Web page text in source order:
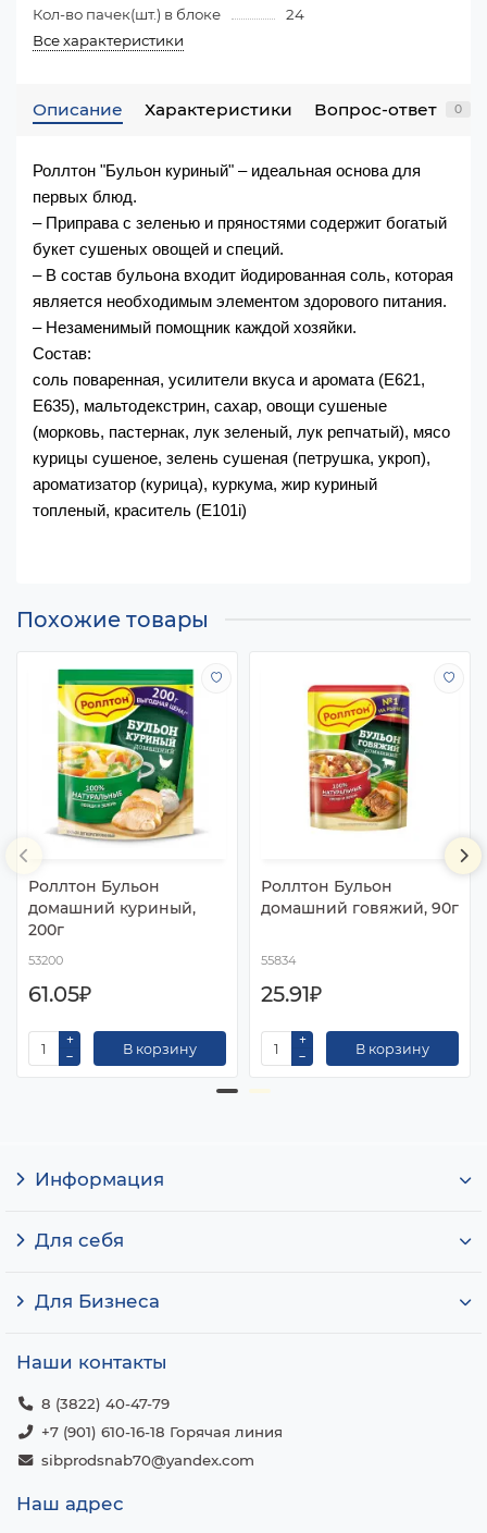
Кол-во пачек(шт.) в блоке
24
Все характеристики
Описание Характеристики Вопрос-ответ 0
Роллтон "Бульон куриный" – идеальная основа для
первых блюд.
– Приправа с зеленью и пряностями содержит богатый
букет сушеных овощей и специй.
– В состав бульона входит йодированная соль, которая
является необходимым элементом здорового питания.
– Незаменимый помощник каждой хозяйки.
Состав:
соль поваренная, усилители вкуса и аромата (Е621,
Е635), мальтодекстрин, сахар, овощи сушеные
(морковь, пастернак, лук зеленый, лук репчатый), мясо
курицы сушеное, зелень сушеная (петрушка, укроп),
ароматизатор (курица), куркума, жир куриный
топленый, краситель (Е101i)
Похожие товары
Роллтон Бульон
домашний куриный,
200г
53200
61.05₽
В корзину
Роллтон Бульон
домашний говяжий, 90г
55834
25.91₽
В корзину
Информация
Для себя
Для Бизнеса
Наши контакты
8 (3822) 40-47-79
+7 (901) 610-16-18 Горячая линия
sibprodsnab70@yandex.com
Наш адрес